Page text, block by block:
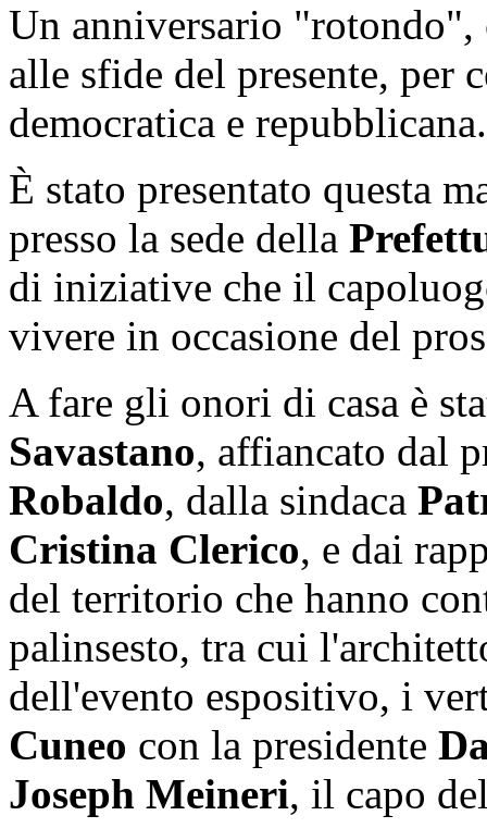
Un anniversario "rotondo",
alle sfide del presente, per
democratica e repubblicana.
È stato presentato questa
presso la sede della
di iniziative che il
vivere in occasione del
A fare gli onori di casa è
Savastano, affiancato dal
Robaldo, dalla sindaca
Cristina Clerico, e dai
del territorio che hanno
palinsesto, tra cui
dell'evento espositivo, i
Cuneo con la presidente
Joseph Meineri, il capo